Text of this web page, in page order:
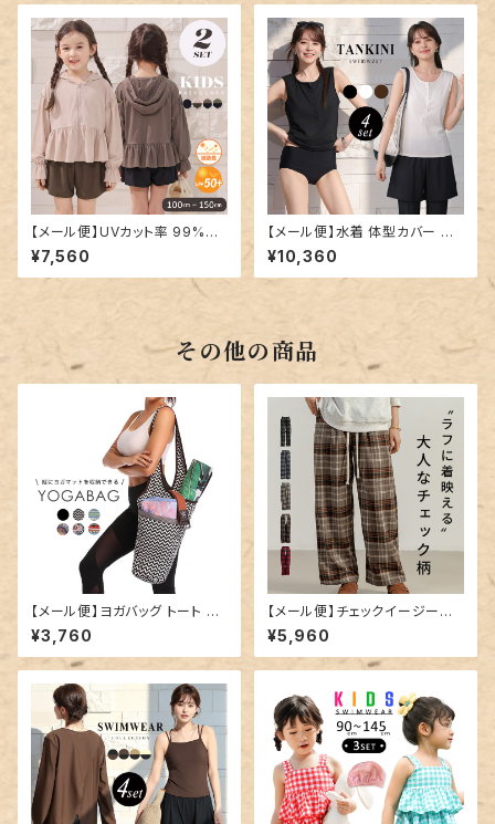
【メール便】UVカット率 99%以
上 キッズ 女の子 水着 セパレー
ト ラッシュガード パンツ／rash
guard103
¥7,560
【メール便】水着 体型カバー レ
ディース ヘンリーネック レギン
ス ショートパンツ タンキニ 4点
セット／hys3436
¥10,360
その他の商品
【メール便】ヨガバッグ トート ヨ
ガマット 縦型 ケース／bag286
¥3,760
【メール便】チェックイージーワ
イドパンツ／pants559
¥5,960